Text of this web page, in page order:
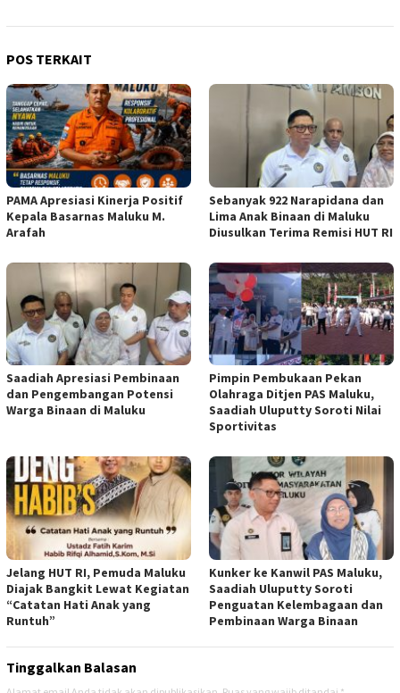
POS TERKAIT
PAMA Apresiasi Kinerja Positif
Kepala Basarnas Maluku M.
Arafah
Sebanyak 922 Narapidana dan
Lima Anak Binaan di Maluku
Diusulkan Terima Remisi HUT RI
Saadiah Apresiasi Pembinaan
dan Pengembangan Potensi
Warga Binaan di Maluku
Pimpin Pembukaan Pekan
Olahraga Ditjen PAS Maluku,
Saadiah Uluputty Soroti Nilai
Sportivitas
Jelang HUT RI, Pemuda Maluku
Diajak Bangkit Lewat Kegiatan
“Catatan Hati Anak yang
Runtuh”
Kunker ke Kanwil PAS Maluku,
Saadiah Uluputty Soroti
Penguatan Kelembagaan dan
Pembinaan Warga Binaan
Tinggalkan Balasan